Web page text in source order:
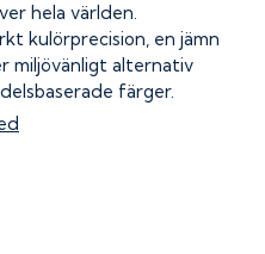
hela världen.
kulörprecision, en jämn
miljövänligt alternativ
färger.